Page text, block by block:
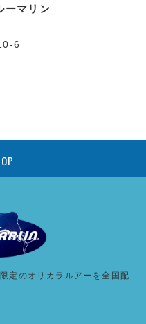
ーマリン
6
定のオリカラルアーを全国配